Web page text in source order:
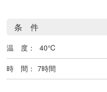
条 件
温 度： 40℃
時 間： 7時間